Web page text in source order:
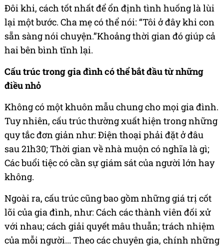
Đôi khi, cách tốt nhất để ổn định tình huống là lùi
lại một bước. Cha mẹ có thể nói: “Tôi ở đây khi con
sẵn sàng nói chuyện.”Khoảng thời gian đó giúp cả
hai bên bình tĩnh lại.
Cấu trúc trong gia đình có thể bắt đầu từ những
điều nhỏ
Không có một khuôn mẫu chung cho mọi gia đình.
Tuy nhiên, cấu trúc thường xuất hiện trong những
quy tắc đơn giản như: Điện thoại phải đặt ở đâu
sau 21h30; Thời gian về nhà muộn có nghĩa là gì;
Các buổi tiệc có cần sự giám sát của người lớn hay
không.
Ngoài ra, cấu trúc cũng bao gồm những giá trị cốt
lõi của gia đình, như: Cách các thành viên đối xử
với nhau; cách giải quyết mâu thuẫn; trách nhiệm
của mỗi người... Theo các chuyên gia, chính những